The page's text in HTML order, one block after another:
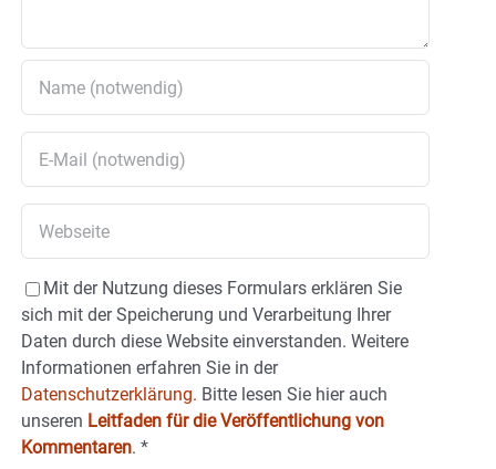
Mit der Nutzung dieses Formulars erklären Sie
sich mit der Speicherung und Verarbeitung Ihrer
Daten durch diese Website einverstanden. Weitere
Informationen erfahren Sie in der
Datenschutzerklärung. Bitte lesen Sie hier auch
unseren Leitfaden für die Veröffentlichung von
Kommentaren. *